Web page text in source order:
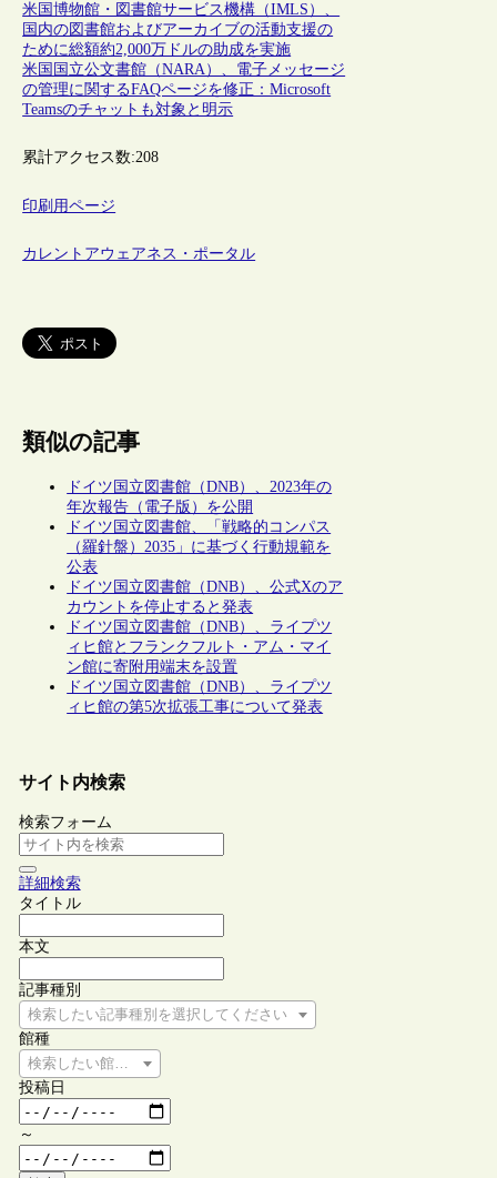
米国博物館・図書館サービス機構（IMLS）、
国内の図書館およびアーカイブの活動支援の
ために総額約2,000万ドルの助成を実施
米国国立公文書館（NARA）、電子メッセージ
の管理に関するFAQページを修正：Microsoft
Teamsのチャットも対象と明示
累計アクセス数:208
印刷用ページ
カレントアウェアネス・ポータル
類似の記事
ドイツ国立図書館（DNB）、2023年の
年次報告（電子版）を公開
ドイツ国立図書館、「戦略的コンパス
（羅針盤）2035」に基づく行動規範を
公表
ドイツ国立図書館（DNB）、公式Xのア
カウントを停止すると発表
ドイツ国立図書館（DNB）、ライプツ
ィヒ館とフランクフルト・アム・マイ
ン館に寄附用端末を設置
ドイツ国立図書館（DNB）、ライプツ
ィヒ館の第5次拡張工事について発表
サイト内検索
検索フォーム
詳細検索
タイトル
本文
記事種別
検索したい記事種別を選択してください
館種
検索したい館種を選択してください
投稿日
～